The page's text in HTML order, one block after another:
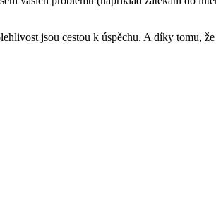
jsou cestou k úspěchu. A díky tomu,